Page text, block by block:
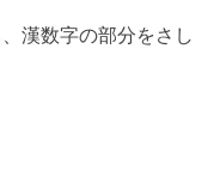
漢数字の部分をさし